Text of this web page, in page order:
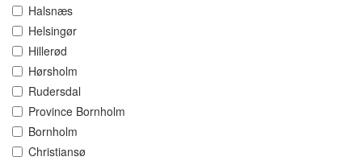
Halsnæs
Helsingør
Hillerød
Hørsholm
Rudersdal
Province Bornholm
Bornholm
Christiansø